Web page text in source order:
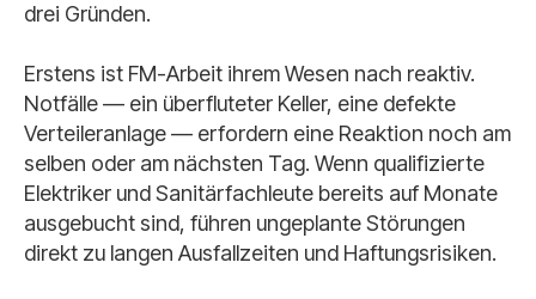
drei Gründen.
Erstens ist FM-Arbeit ihrem Wesen nach reaktiv.
Notfälle — ein überfluteter Keller, eine defekte
Verteileranlage — erfordern eine Reaktion noch am
selben oder am nächsten Tag. Wenn qualifizierte
Elektriker und Sanitärfachleute bereits auf Monate
ausgebucht sind, führen ungeplante Störungen
direkt zu langen Ausfallzeiten und Haftungsrisiken.